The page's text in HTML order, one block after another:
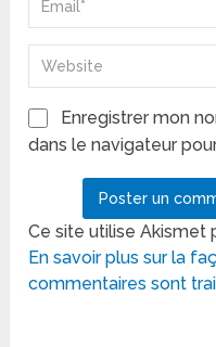
Enregistrer mon
dans le navigateur
Ce site utilise Akismet
En savoir plus sur la
commentaires sont